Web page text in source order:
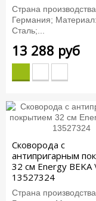
Страна
Германия; Материал:
Сталь;...
13 288 руб
Сковорода с
антипригарным
32 см Energy BEKA
13527324
Страна